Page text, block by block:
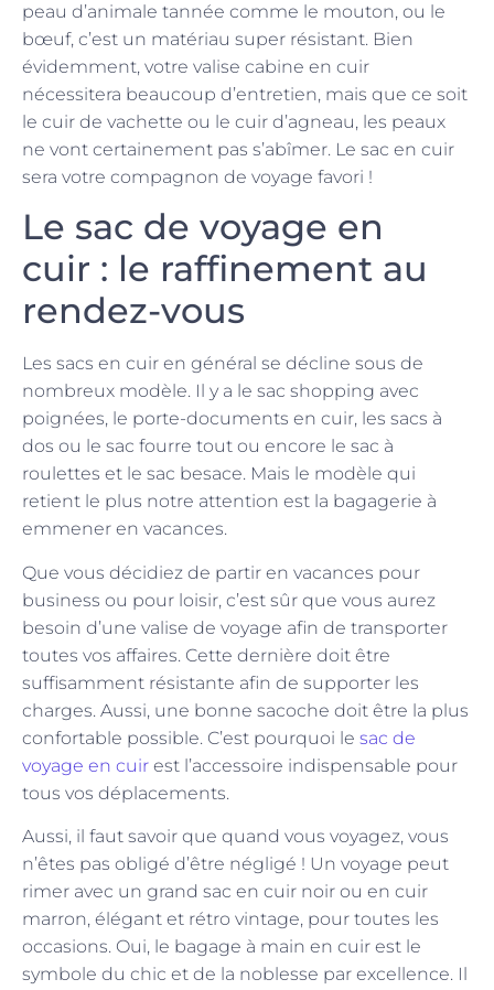
peau d’animale tannée comme le mouton, ou le
bœuf, c’est un matériau super résistant. Bien
évidemment, votre valise cabine en cuir
nécessitera beaucoup d’entretien, mais que ce soit
le cuir de vachette ou le cuir d’agneau, les peaux
ne vont certainement pas s’abîmer. Le sac en cuir
sera votre compagnon de voyage favori !
Le sac de voyage en
cuir : le raffinement au
rendez-vous
Les sacs en cuir en général se décline sous de
nombreux modèle. Il y a le sac shopping avec
poignées, le porte-documents en cuir, les sacs à
dos ou le sac fourre tout ou encore le sac à
roulettes et le sac besace. Mais le modèle qui
retient le plus notre attention est la bagagerie à
emmener en vacances.
Que vous décidiez de partir en vacances pour
business ou pour loisir, c’est sûr que vous aurez
besoin d’une valise de voyage afin de transporter
toutes vos affaires. Cette dernière doit être
suffisamment résistante afin de supporter les
charges. Aussi, une bonne sacoche doit être la plus
confortable possible. C’est pourquoi le sac de
voyage en cuir est l’accessoire indispensable pour
tous vos déplacements.
Aussi, il faut savoir que quand vous voyagez, vous
n’êtes pas obligé d’être négligé ! Un voyage peut
rimer avec un grand sac en cuir noir ou en cuir
marron, élégant et rétro vintage, pour toutes les
occasions. Oui, le bagage à main en cuir est le
symbole du chic et de la noblesse par excellence. Il